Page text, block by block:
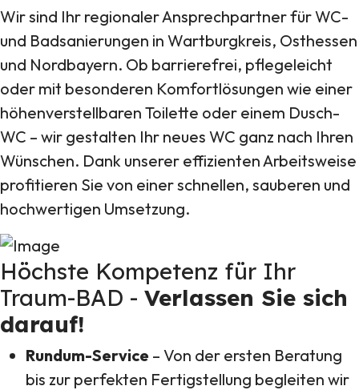
Wir sind Ihr regionaler Ansprechpartner für WC-
und Badsanierungen in Wartburgkreis, Osthessen
und Nordbayern. Ob barrierefrei, pflegeleicht
oder mit besonderen Komfortlösungen wie einer
höhenverstellbaren Toilette oder einem Dusch-
WC – wir gestalten Ihr neues WC ganz nach Ihren
Wünschen. Dank unserer effizienten Arbeitsweise
profitieren Sie von einer schnellen, sauberen und
hochwertigen Umsetzung.
Höchste Kompetenz für Ihr
Traum-BAD - Verlassen Sie sich
darauf!
Rundum-Service – Von der ersten Beratung
bis zur perfekten Fertigstellung begleiten wir